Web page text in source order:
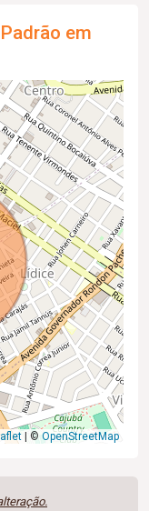
em
| © OpenStreetMap